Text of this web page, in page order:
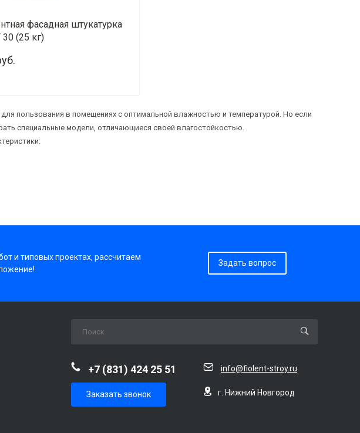
фасадная штукатурка
(25 кг)
пользования в помещениях с оптимальной влажностью и температурой. Но если
специальные модели, отличающиеся своей влагостойкостью.
и типовых проектах, рассчитаем
Задать вопрос
+7 (831) 424 25 51
Заказать звонок
info@fiolent-stroy.ru
г. Нижний Новгород